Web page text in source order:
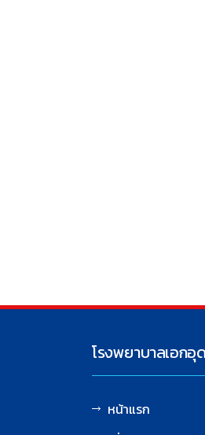
โรงพยาบาลเอกอุ
หน้าแรก